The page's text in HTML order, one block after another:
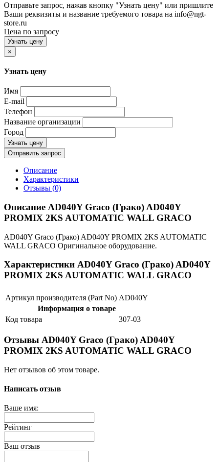
Отправьте запрос, нажав кнопку "Узнать цену" или пришлите
Ваши реквизиты и название требуемого товара на info@ngt-
store.ru
Цена по запросу
Узнать цену
×
Узнать цену
Имя
E-mail
Телефон
Название организации
Город
Узнать цену
Отправить запрос
Описание
Характеристики
Отзывы (0)
Описание AD040Y Graco (Грако) AD040Y
PROMIX 2KS AUTOMATIC WALL GRACO
AD040Y Graco (Грако) AD040Y PROMIX 2KS AUTOMATIC
WALL GRACO Оригинальное оборудование.
Характеристики AD040Y Graco (Грако) AD040Y
PROMIX 2KS AUTOMATIC WALL GRACO
Артикул производителя (Part No) AD040Y
Информация о товаре
Код товара
307-03
Отзывы AD040Y Graco (Грако) AD040Y
PROMIX 2KS AUTOMATIC WALL GRACO
Нет отзывов об этом товаре.
Написать отзыв
Ваше имя:
Рейтинг
Ваш отзыв